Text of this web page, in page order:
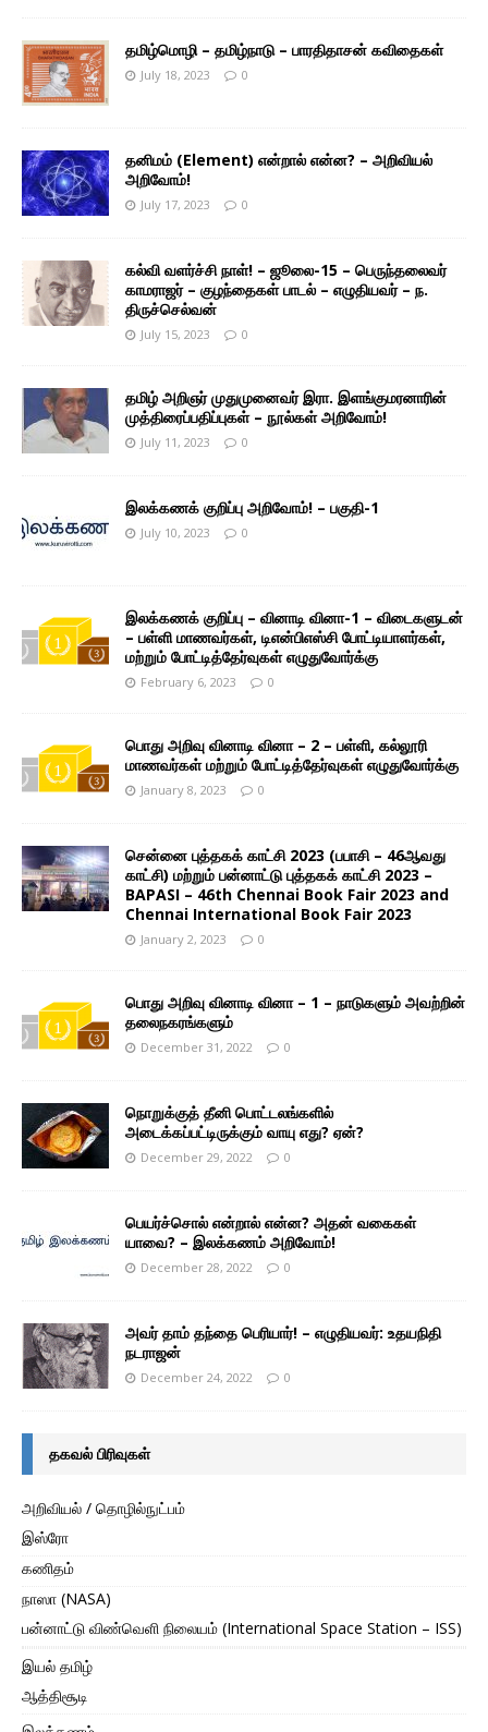
தமிழ்மொழி – தமிழ்நாடு – பாரதிதாசன் கவிதைகள்
July 18, 2023 0
தனிமம் (Element) என்றால் என்ன? – அறிவியல்
அறிவோம்!
July 17, 2023 0
கல்வி வளர்ச்சி நாள்! – ஜூலை-15 – பெருந்தலைவர்
காமராஜர் – குழந்தைகள் பாடல் – எழுதியவர் – ந.
திருச்செல்வன்
July 15, 2023 0
தமிழ் அறிஞர் முதுமுனைவர் இரா. இளங்குமரனாரின்
முத்திரைப்பதிப்புகள் – நூல்கள் அறிவோம்!
July 11, 2023 0
இலக்கணக் குறிப்பு அறிவோம்! – பகுதி-1
July 10, 2023 0
இலக்கணக் குறிப்பு – வினாடி வினா-1 – விடைகளுடன்
– பள்ளி மாணவர்கள், டிஎன்பிஎஸ்சி போட்டியாளர்கள்,
மற்றும் போட்டித்தேர்வுகள் எழுதுவோர்க்கு
February 6, 2023 0
பொது அறிவு வினாடி வினா – 2 – பள்ளி, கல்லூரி
மாணவர்கள் மற்றும் போட்டித்தேர்வுகள் எழுதுவோர்க்கு
January 8, 2023 0
சென்னை புத்தகக் காட்சி 2023 (பபாசி – 46ஆவது
காட்சி) மற்றும் பன்னாட்டு புத்தகக் காட்சி 2023 –
BAPASI – 46th Chennai Book Fair 2023 and
Chennai International Book Fair 2023
January 2, 2023 0
பொது அறிவு வினாடி வினா – 1 – நாடுகளும் அவற்றின்
தலைநகரங்களும்
December 31, 2022 0
நொறுக்குத் தீனி பொட்டலங்களில்
அடைக்கப்பட்டிருக்கும் வாயு எது? ஏன்?
December 29, 2022 0
பெயர்ச்சொல் என்றால் என்ன? அதன் வகைகள்
யாவை? – இலக்கணம் அறிவோம்!
December 28, 2022 0
அவர் தாம் தந்தை பெரியார்! – எழுதியவர்: உதயநிதி
நடராஜன்
December 24, 2022 0
தகவல் பிரிவுகள்
அறிவியல் / தொழில்நுட்பம்
இஸ்ரோ
கணிதம்
நாஸா (NASA)
பன்னாட்டு விண்வெளி நிலையம் (International Space Station – ISS)
இயல் தமிழ்
ஆத்திசூடி